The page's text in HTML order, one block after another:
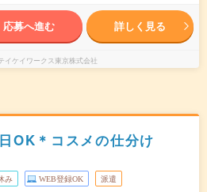
応募へ進む 詳しく見る
イケイワークス東京株式会社
OK＊コスメの仕分け
み WEB登録OK 派遣